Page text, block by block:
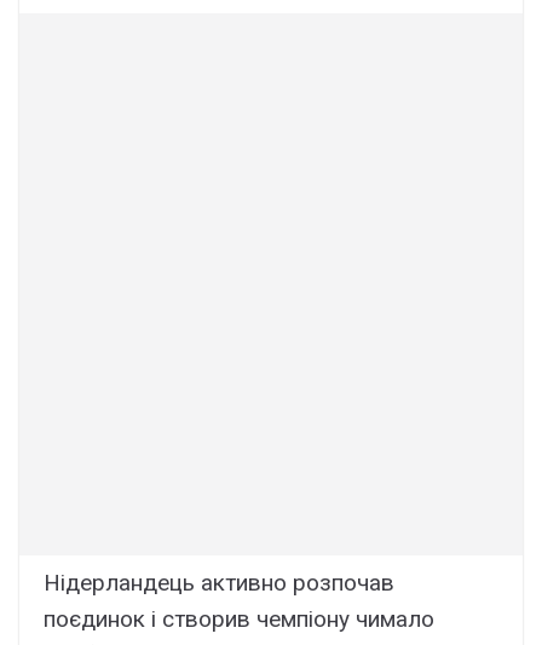
Нідерландець активно розпочав
поєдинок і створив чемпіону чимало